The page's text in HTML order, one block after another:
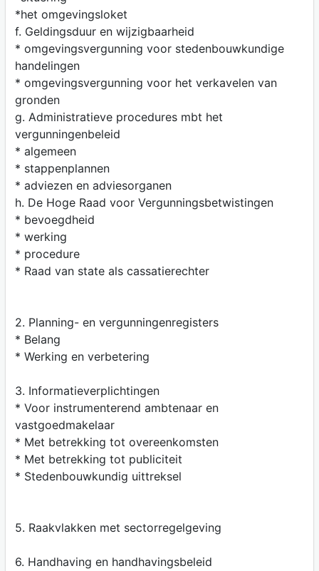
*het omgevingsloket
f. Geldingsduur en wijzigbaarheid
* omgevingsvergunning voor stedenbouwkundige
handelingen
* omgevingsvergunning voor het verkavelen van
gronden
g. Administratieve procedures mbt het
vergunningenbeleid
* algemeen
* stappenplannen
* adviezen en adviesorganen
h. De Hoge Raad voor Vergunningsbetwistingen
* bevoegdheid
* werking
* procedure
* Raad van state als cassatierechter
2. Planning- en vergunningenregisters
* Belang
* Werking en verbetering
3. Informatieverplichtingen
* Voor instrumenterend ambtenaar en
vastgoedmakelaar
* Met betrekking tot overeenkomsten
* Met betrekking tot publiciteit
* Stedenbouwkundig uittreksel
5. Raakvlakken met sectorregelgeving
6. Handhaving en handhavingsbeleid